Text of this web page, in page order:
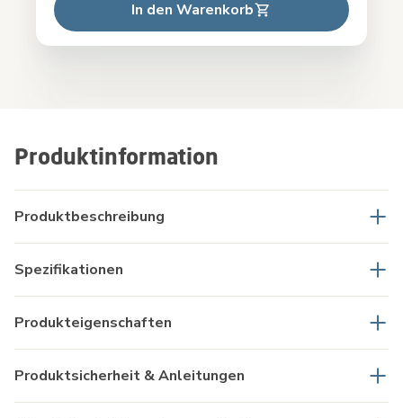
Produktinformation
Produktbeschreibung
Spezifikationen
Produkteigenschaften
Produktsicherheit & Anleitungen
In den Warenkorb